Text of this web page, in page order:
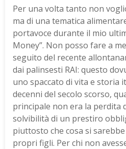
Per una volta tanto non
ma di una tematica
portavoce durante il mio
Money”. Non posso fare a
seguito del recente
dai palinsesti RAI: questo
uno spaccato di vita e storia
decenni del secolo scorso,
principale non era la perdita
solvibilità di un prestiro
piuttosto che cosa si
propri figli. Per chi non